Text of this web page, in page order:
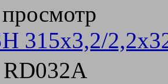
315х3,2/